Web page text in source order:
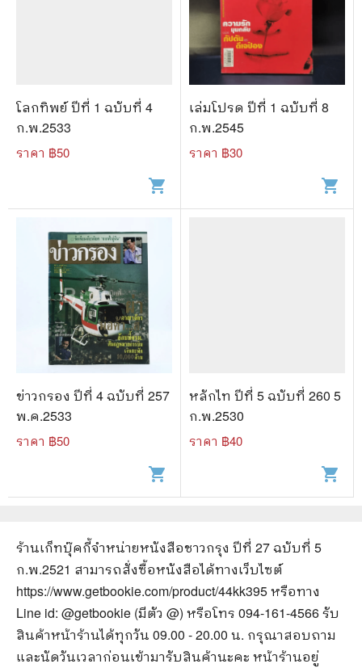
โลกทิพย์ ปีที่ 1 ฉบับที่ 4
ก.พ.2533
ราคา ฿50
shopping_cart
เล่มโปรด ปีที่ 1 ฉบับที่ 8
ก.พ.2545
ราคา ฿30
shopping_cart
ข่าวกรอง ปีที่ 4 ฉบับที่ 257
พ.ค.2533
ราคา ฿50
shopping_cart
หลักไท ปีที่ 5 ฉบับที่ 260 5
ก.พ.2530
ราคา ฿40
shopping_cart
ร้านเก็ทบุ๊คกี้จำหน่ายหนังสือชาวกรุง ปีที่ 27 ฉบับที่ 5
ก.พ.2521 สามารถสั่งซื้อหนังสือได้ทางเว็บไซต์
https://www.getbookie.com/product/44kk395หรือทาง
Line id: @getbookie (มีตัว @) หรือโทร 094-161-4566 รับ
สินค้าหน้าร้านได้ทุกวัน 09.00 - 20.00 น. กรุณาสอบถาม
และนัดวันเวลาก่อนเข้ามารับสินค้านะคะ หน้าร้านอยู่